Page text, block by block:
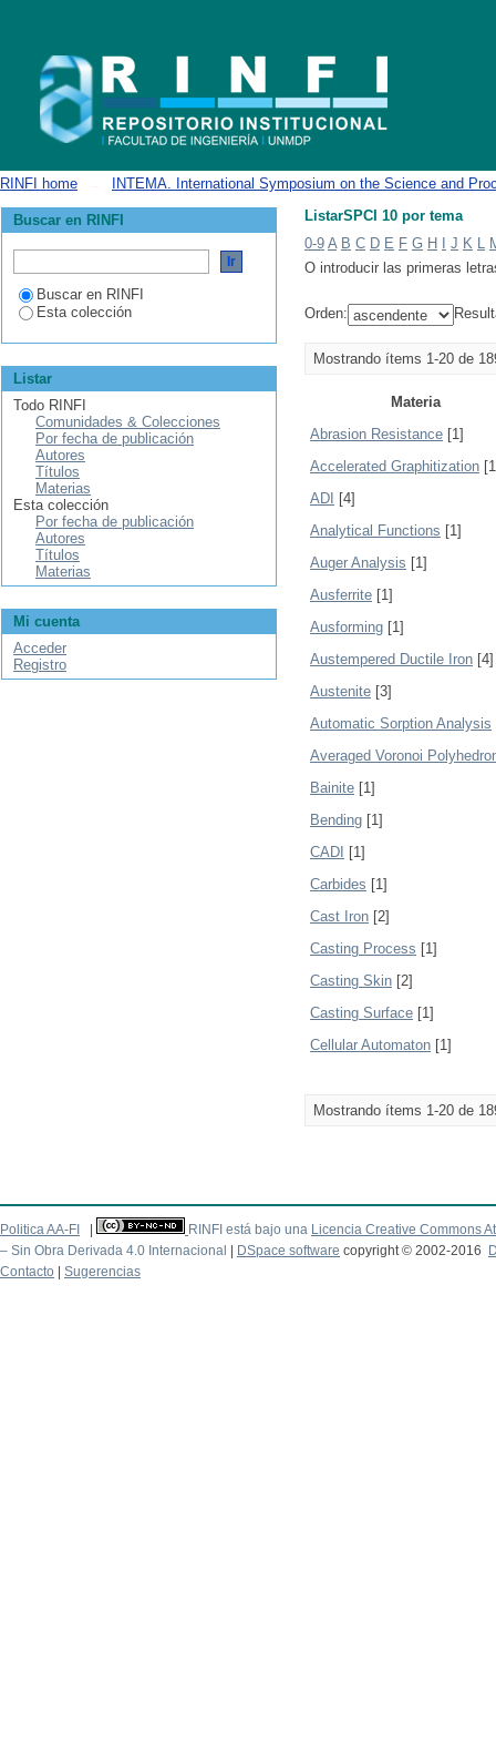
RINFI home
INTEMA. International Symposium on the Science and
ListarSPCI 10 por tema
0-9 A B C D E F G H J K L
O introducir las primeras
Orden:
Mostrando ítems 1-20 de
Materia
Abrasion Resistance [1]
Accelerated Graphitization
ADI
[4]
Analytical Functions [1]
Auger Analysis [1]
Ausferrite [1]
Ausforming [1]
Austempered Ductile Iron [4]
Austenite [3]
Automatic Sorption Analysis
Averaged Voronoi
Bainite [1]
Bending [1]
CADI
[1]
Carbides [1]
Cast Iron [2]
Casting Process [1]
Casting Skin [2]
Casting Surface [1]
Cellular Automaton [1]
Mostrando ítems 1-20 de
Buscar en RINFI
Buscar en RINFI
Esta colección
Listar
Todo RINFI
Comunidades & Colecciones
Por fecha de publicación
Autores
Títulos
Materias
Esta colección
Por fecha de publicación
Autores
Títulos
Materias
Mi cuenta
Acceder
Registro
Politica AA-FI RINFI está bajo una Licencia Creative Commons
– Sin Obra Derivada 4.0 Internacional
DSpace software copyright © 2002-2016
Contacto
Sugerencias